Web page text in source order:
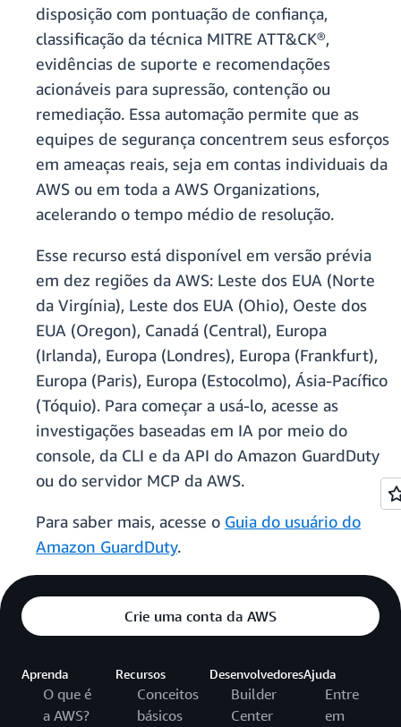
disposição com pontuação de confiança,
classificação da técnica MITRE ATT&CK®,
evidências de suporte e recomendações
acionáveis para supressão, contenção ou
remediação. Essa automação permite que as
equipes de segurança concentrem seus esforços
em ameaças reais, seja em contas individuais da
AWS ou em toda a AWS Organizations,
acelerando o tempo médio de resolução.
Esse recurso está disponível em versão prévia
em dez regiões da AWS: Leste dos EUA (Norte
da Virgínia), Leste dos EUA (Ohio), Oeste dos
EUA (Oregon), Canadá (Central), Europa
(Irlanda), Europa (Londres), Europa (Frankfurt),
Europa (Paris), Europa (Estocolmo), Ásia-Pacífico
(Tóquio). Para começar a usá-lo, acesse as
investigações baseadas em IA por meio do
console, da CLI e da API do Amazon GuardDuty
ou do servidor MCP da AWS.
Para saber mais, acesse o Guia do usuário do
Amazon GuardDuty.
Crie uma conta da AWS
Aprenda
O que é
a AWS?
Recursos
Conceitos
básicos
Desenvolvedores
Builder
Center
Ajuda
Entre
em